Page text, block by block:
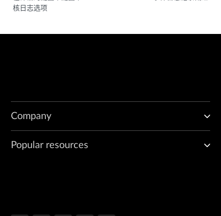
核日志选项
Company
Popular resources